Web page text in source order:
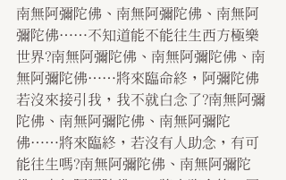
南無阿彌陀佛、南無阿彌陀佛、南無阿
彌陀佛……不知道能不能往生西方極樂
世界?南無阿彌陀佛、南無阿彌陀佛、南
無阿彌陀佛……將來臨命終，阿彌陀佛
若沒來接引我，我不就白念了?南無阿彌
陀佛、南無阿彌陀佛、南無阿彌陀
佛……將來臨終，若沒有人助念，有可
能往生嗎?南無阿彌陀佛、南無阿彌陀